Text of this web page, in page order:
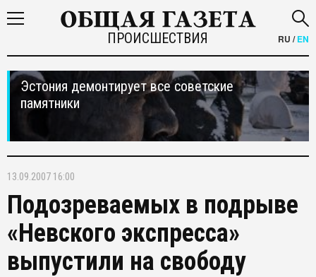
ПРОИСШЕСТВИЯ RU /EN
Эстония демонтирует все советские
памятники
13.09.2007 16:00
Подозреваемых в подрыве
«Невского экспресса»
выпустили на свободу